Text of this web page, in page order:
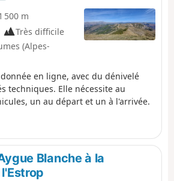
500 m
Très difficile
(Alpes-
en ligne, avec du dénivelé
techniques. Elle nécessite au
un au départ et un à l'arrivée.
Blanche à la